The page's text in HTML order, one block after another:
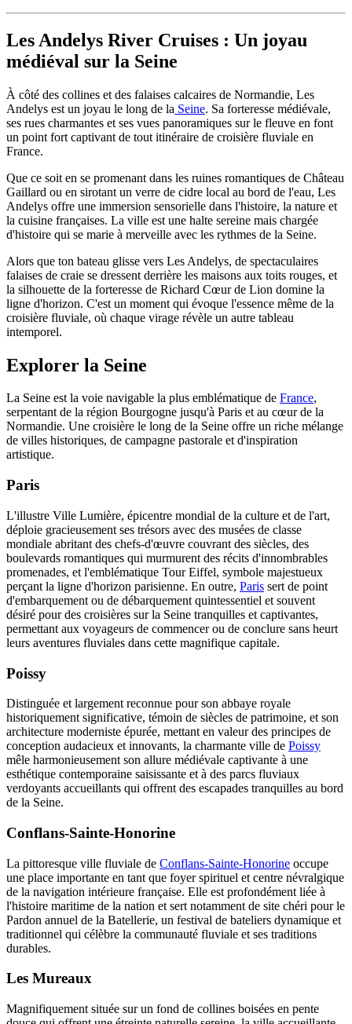
Les Andelys River Cruises : Un joyau
médiéval sur la Seine
À côté des collines et des falaises calcaires de Normandie, Les
Andelys est un joyau le long de la Seine. Sa forteresse médiévale,
ses rues charmantes et ses vues panoramiques sur le fleuve en font
un point fort captivant de tout itinéraire de croisière fluviale en
France.
Que ce soit en se promenant dans les ruines romantiques de Château
Gaillard ou en sirotant un verre de cidre local au bord de l'eau, Les
Andelys offre une immersion sensorielle dans l'histoire, la nature et
la cuisine françaises. La ville est une halte sereine mais chargée
d'histoire qui se marie à merveille avec les rythmes de la Seine.
Alors que ton bateau glisse vers Les Andelys, de spectaculaires
falaises de craie se dressent derrière les maisons aux toits rouges, et
la silhouette de la forteresse de Richard Cœur de Lion domine la
ligne d'horizon. C'est un moment qui évoque l'essence même de la
croisière fluviale, où chaque virage révèle un autre tableau
intemporel.
Explorer la Seine
La Seine est la voie navigable la plus emblématique de France,
serpentant de la région Bourgogne jusqu'à Paris et au cœur de la
Normandie. Une croisière le long de la Seine offre un riche mélange
de villes historiques, de campagne pastorale et d'inspiration
artistique.
Paris
L'illustre Ville Lumière, épicentre mondial de la culture et de l'art,
déploie gracieusement ses trésors avec des musées de classe
mondiale abritant des chefs-d'œuvre couvrant des siècles, des
boulevards romantiques qui murmurent des récits d'innombrables
promenades, et l'emblématique Tour Eiffel, symbole majestueux
perçant la ligne d'horizon parisienne. En outre, Paris sert de point
d'embarquement ou de débarquement quintessentiel et souvent
désiré pour des croisières sur la Seine tranquilles et captivantes,
permettant aux voyageurs de commencer ou de conclure sans heurt
leurs aventures fluviales dans cette magnifique capitale.
Poissy
Distinguée et largement reconnue pour son abbaye royale
historiquement significative, témoin de siècles de patrimoine, et son
architecture moderniste épurée, mettant en valeur des principes de
conception audacieux et innovants, la charmante ville de Poissy
mêle harmonieusement son allure médiévale captivante à une
esthétique contemporaine saisissante et à des parcs fluviaux
verdoyants accueillants qui offrent des escapades tranquilles au bord
de la Seine.
Conflans-Sainte-Honorine
La pittoresque ville fluviale de Conflans-Sainte-Honorine occupe
une place importante en tant que foyer spirituel et centre névralgique
de la navigation intérieure française. Elle est profondément liée à
l'histoire maritime de la nation et sert notamment de site chéri pour le
Pardon annuel de la Batellerie, un festival de bateliers dynamique et
traditionnel qui célèbre la communauté fluviale et ses traditions
durables.
Les Mureaux
Magnifiquement située sur un fond de collines boisées en pente